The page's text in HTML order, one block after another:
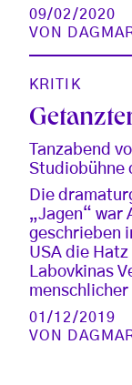
09/02/2020
VON
KRITIK
Tanzabend
Studiobühne
Die
„Jagen“ war
geschrieben
USA die
Labovkinas
01/12/2019
VON